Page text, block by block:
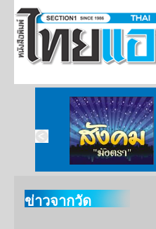
สังคมมังตรา
ข่าวจากวัด